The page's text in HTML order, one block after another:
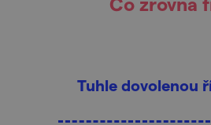
Tuhle dovolenou